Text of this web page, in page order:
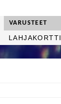
VARUSTEET
LAHJAKORTTI